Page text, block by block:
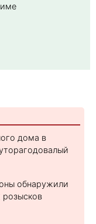
дома в
обнаружили
розысков